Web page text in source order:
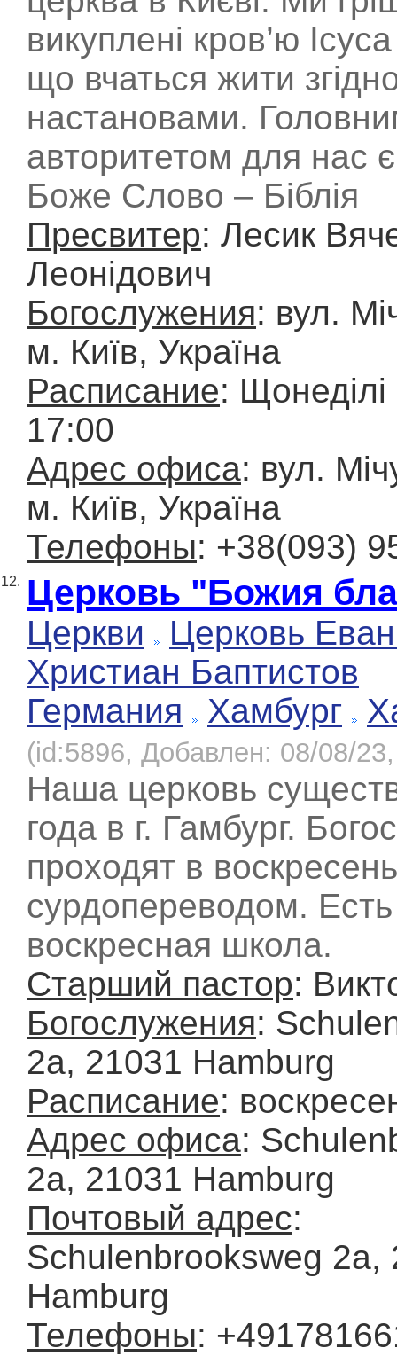
викуплені кров’ю
що вчаться жити
настановами.
авторитетом для нас
Боже Слово – Біблія
Пресвитер: Лесик
Леонідович
Богослужения: вул.
м. Київ, Україна
Расписание:
17:00
Адрес офиса: вул.
м. Київ, Україна
Телефоны: +38(093)
12. Церковь "Божия
Церкви
Церковь
Христиан Баптистов
Германия
Хамбург
(id:5896, Добавлен: 08/08/
Наша церковь
года в г. Гамбург.
проходят в
сурдопереводом. Есть
воскресная школа.
Старший пастор:
Богослужения:
2a, 21031 Hamburg
Расписание:
Адрес офиса:
2a, 21031 Hamburg
Почтовый адрес:
Schulenbrooksweg 2a,
Hamburg
Телефоны: